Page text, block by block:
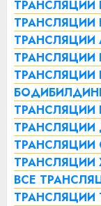
ТРАНСЛЯЦИИ
ТРАНСЛЯЦИИ
ТРАНСЛЯЦИИ
ТРАНСЛЯЦИИ
ТРАНСЛЯЦИИ
ТРАНСЛЯЦИИ
ВСЕ
ТРАНСЛЯЦИИ